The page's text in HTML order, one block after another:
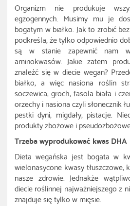
Organizm nie produkuje
egzogennych. Musimy mu je
bogatym w białko. Jak to zrobić
podkreśla, że tylko odpowiednio
są w stanie zapewnić nam
aminokwasów. Jakie zatem
znaleźć się w diecie wegan?
białko, a więc nasiona roślin
soczewica, groch, fasola biała i
orzechy i nasiona czyli słonecznik
pestki dyni, migdały, pistacje.
produkty zbożowe i
Trzeba wyprodukować kwas DHA
Dieta wegańska jest bogata w
wielonasycone kwasy tłuszczowe,
nasze zdrowie. Jednakże
diecie roślinnej najważniejszego z
znajduje się tylko w mięsie.